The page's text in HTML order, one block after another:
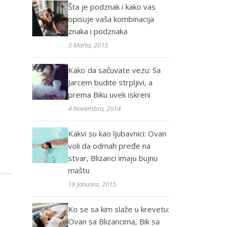
Šta je podznak i kako vas
opisuje vaša kombinacija
znaka i podznaka
3 Marta, 2015
Kako da sačuvate vezu: Sa
Jarcem budite strpljivi, a
prema Biku uvek iskreni
4 Novembra, 2014
Kakvi su kao ljubavnici: Ovan
voli da odmah pređe na
stvar, Blizanci imaju bujnu
maštu
19 Januara, 2015
Ko se sa kim slaže u krevetu:
Ovan sa Blizancima, Bik sa